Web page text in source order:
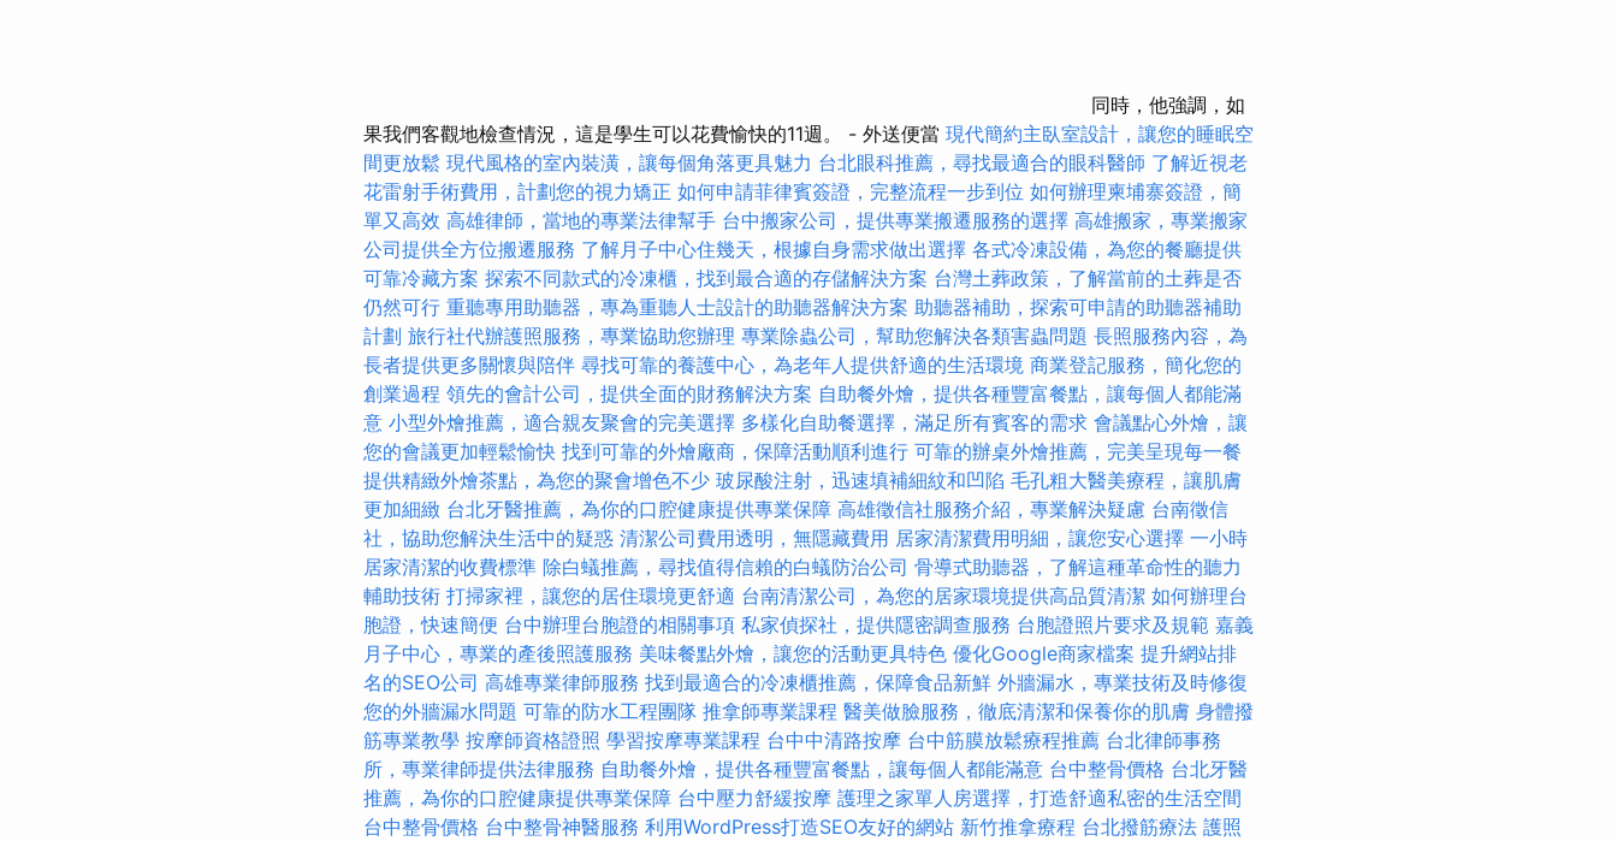
同時，他強調，如
果我們客觀地檢查情況，這是學生可以花費愉快的11週。 - 外送便當 現代簡約主臥室設計，讓您的睡眠空
間更放鬆 現代風格的室內裝潢，讓每個角落更具魅力 台北眼科推薦，尋找最適合的眼科醫師 了解近視老
花雷射手術費用，計劃您的視力矯正 如何申請菲律賓簽證，完整流程一步到位 如何辦理柬埔寨簽證，簡
單又高效 高雄律師，當地的專業法律幫手 台中搬家公司，提供專業搬遷服務的選擇 高雄搬家，專業搬家
公司提供全方位搬遷服務 了解月子中心住幾天，根據自身需求做出選擇 各式冷凍設備，為您的餐廳提供
可靠冷藏方案 探索不同款式的冷凍櫃，找到最合適的存儲解決方案 台灣土葬政策，了解當前的土葬是否
仍然可行 重聽專用助聽器，專為重聽人士設計的助聽器解決方案 助聽器補助，探索可申請的助聽器補助
計劃 旅行社代辦護照服務，專業協助您辦理 專業除蟲公司，幫助您解決各類害蟲問題 長照服務內容，為
長者提供更多關懷與陪伴 尋找可靠的養護中心，為老年人提供舒適的生活環境 商業登記服務，簡化您的
創業過程 領先的會計公司，提供全面的財務解決方案 自助餐外燴，提供各種豐富餐點，讓每個人都能滿
意 小型外燴推薦，適合親友聚會的完美選擇 多樣化自助餐選擇，滿足所有賓客的需求 會議點心外燴，讓
您的會議更加輕鬆愉快 找到可靠的外燴廠商，保障活動順利進行 可靠的辦桌外燴推薦，完美呈現每一餐
提供精緻外燴茶點，為您的聚會增色不少 玻尿酸注射，迅速填補細紋和凹陷 毛孔粗大醫美療程，讓肌膚
更加細緻 台北牙醫推薦，為你的口腔健康提供專業保障 高雄徵信社服務介紹，專業解決疑慮 台南徵信
社，協助您解決生活中的疑惑 清潔公司費用透明，無隱藏費用 居家清潔費用明細，讓您安心選擇 一小時
居家清潔的收費標準 除白蟻推薦，尋找值得信賴的白蟻防治公司 骨導式助聽器，了解這種革命性的聽力
輔助技術 打掃家裡，讓您的居住環境更舒適 台南清潔公司，為您的居家環境提供高品質清潔 如何辦理台
胞證，快速簡便 台中辦理台胞證的相關事項 私家偵探社，提供隱密調查服務 台胞證照片要求及規範 嘉義
月子中心，專業的產後照護服務 美味餐點外燴，讓您的活動更具特色 優化Google商家檔案 提升網站排
名的SEO公司 高雄專業律師服務 找到最適合的冷凍櫃推薦，保障食品新鮮 外牆漏水，專業技術及時修復
您的外牆漏水問題 可靠的防水工程團隊 推拿師專業課程 醫美做臉服務，徹底清潔和保養你的肌膚 身體撥
筋專業教學 按摩師資格證照 學習按摩專業課程 台中中清路按摩 台中筋膜放鬆療程推薦 台北律師事務
所，專業律師提供法律服務 自助餐外燴，提供各種豐富餐點，讓每個人都能滿意 台中整骨價格 台北牙醫
推薦，為你的口腔健康提供專業保障 台中壓力舒緩按摩 護理之家單人房選擇，打造舒適私密的生活空間
台中整骨價格 台中整骨神醫服務 利用WordPress打造SEO友好的網站 新竹推拿療程 台北撥筋療法 護照